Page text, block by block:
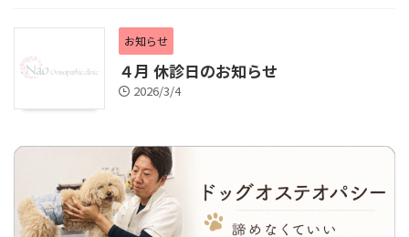
お知らせ
４月 休診日のお知らせ
2026/3/4